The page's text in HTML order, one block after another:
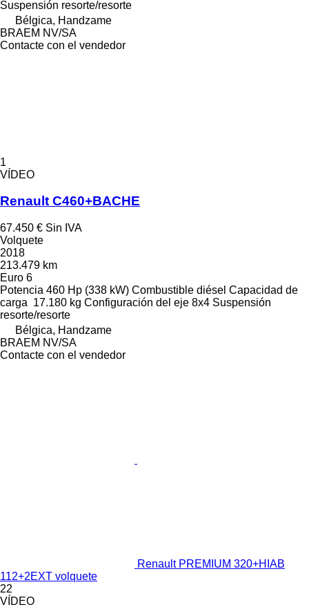
Suspensión resorte/resorte
Bélgica, Handzame
BRAEM NV/SA
Contacte con el vendedor
1
VÍDEO
Renault C460+BACHE
67.450 € Sin IVA
Volquete
2018
213.479 km
Euro 6
Potencia 460 Hp (338 kW) Combustible diésel Capacidad de
carga 17.180 kg Configuración del eje 8x4 Suspensión
resorte/resorte
Bélgica, Handzame
BRAEM NV/SA
Contacte con el vendedor
Renault PREMIUM 320+HIAB
112+2EXT volquete
22
VÍDEO